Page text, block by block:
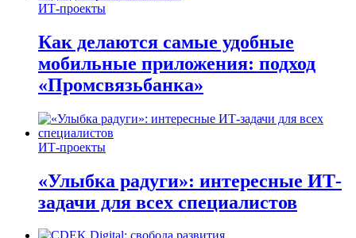
ИТ-проекты
Как делаются самые удобные
мобильные приложения: подход
«Промсвязьбанка»
ИТ-проекты
«Улыбка радуги»: интересные ИТ-
задачи для всех специалистов